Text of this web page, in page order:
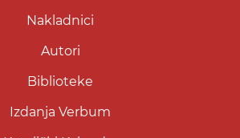
Nakladnici
Autori
Biblioteke
Izdanja Verbum